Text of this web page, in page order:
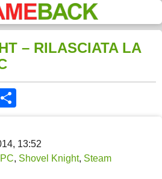
– RILASCIATA LA
WhatsApp
13:52
PC, Shovel Knight, Steam